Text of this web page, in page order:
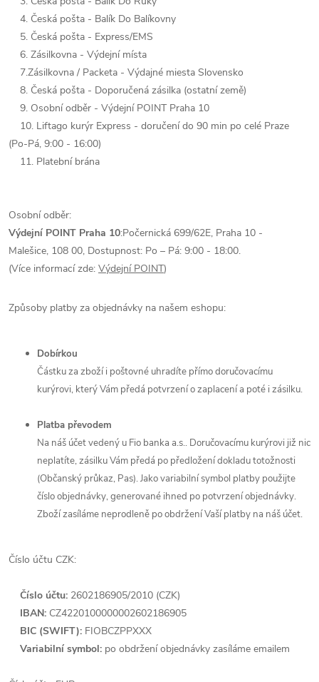
4. Česká pošta - Balík Do Balíkovny
5. Česká pošta - Express/EMS
6. Zásilkovna - Výdejní místa
7.Zásilkovna / Packeta - Výdajné miesta Slovensko
8. Česká pošta - Doporučená zásilka (ostatní země)
9. Osobní odběr - Výdejní POINT Praha 10
10. Liftago kurýr Express - doručení do 90 min po celé Praze
(Po-Pá, 9:00 - 16:00)
11. Platební brána
Osobní odběr:
Výdejní POINT Praha 10:Počernická 699/62E, Praha 10 -
Malešice, 108 00, Dostupnost: Po – Pá: 9:00 - 18:00.
(Více informací zde: Výdejní POINT)
Způsoby platby za objednávky na našem eshopu:
Dobírkou
Částku za zboží i poštovné uhradíte přímo doručovacímu
kurýrovi, který Vám předá potvrzení o zaplacení a poté i zásilku.
Platba převodem
Na náš účet vedený u Fio banka a.s.. Doručovacímu kurýrovi již nic
neplatíte, zásilku Vám předá po předložení dokladu totožnosti
(Občanský průkaz, Pas). Jako variabilní symbol platby použijte
číslo objednávky, generované ihned po potvrzení objednávky.
Zboží zasíláme neprodleně po obdržení Vaší platby na náš účet.
Číslo účtu CZK:
Číslo účtu: 2602186905/2010 (CZK)
IBAN: CZ4220100000002602186905
BIC (SWIFT): FIOBCZPPXXX
Variabilní symbol: po obdržení objednávky zasíláme emailem